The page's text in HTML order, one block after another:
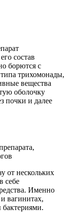
состав
борются с
трихомонады,
вещества
оболочку
почки и далее
от нескольких
себе
Именно
вагинитах,